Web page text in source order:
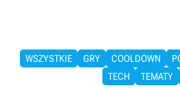
WSZYSTKIE GRY COOLDOWN
TECH
TEMATY